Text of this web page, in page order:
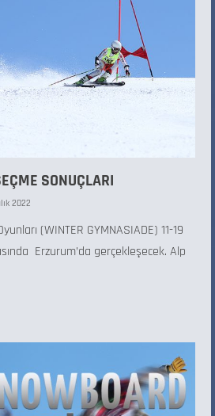
SONUÇLARI
2022
(WINTER GYMNASIADE) 11-19
Erzurum’da gerçekleşecek. Alp